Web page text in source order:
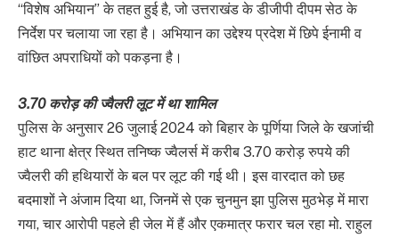
“विशेष अभियान” के तहत हुई है, जो उत्तराखंड के डीजीपी दीपम सेठ के
निर्देश पर चलाया जा रहा है। अभियान का उद्देश्य प्रदेश में छिपे ईनामी व
वांछित अपराधियों को पकड़ना है।
3.70 करोड़ की ज्वैलरी लूट में था शामिल
पुलिस के अनुसार 26 जुलाई 2024 को बिहार के पूर्णिया जिले के खजांची
हाट थाना क्षेत्र स्थित तनिष्क ज्वैलर्स में करीब 3.70 करोड़ रुपये की
ज्वैलरी की हथियारों के बल पर लूट की गई थी। इस वारदात को छह
बदमाशों ने अंजाम दिया था, जिनमें से एक चुनमुन झा पुलिस मुठभेड़ में मारा
गया, चार आरोपी पहले ही जेल में हैं और एकमात्र फरार चल रहा मो. राहुल